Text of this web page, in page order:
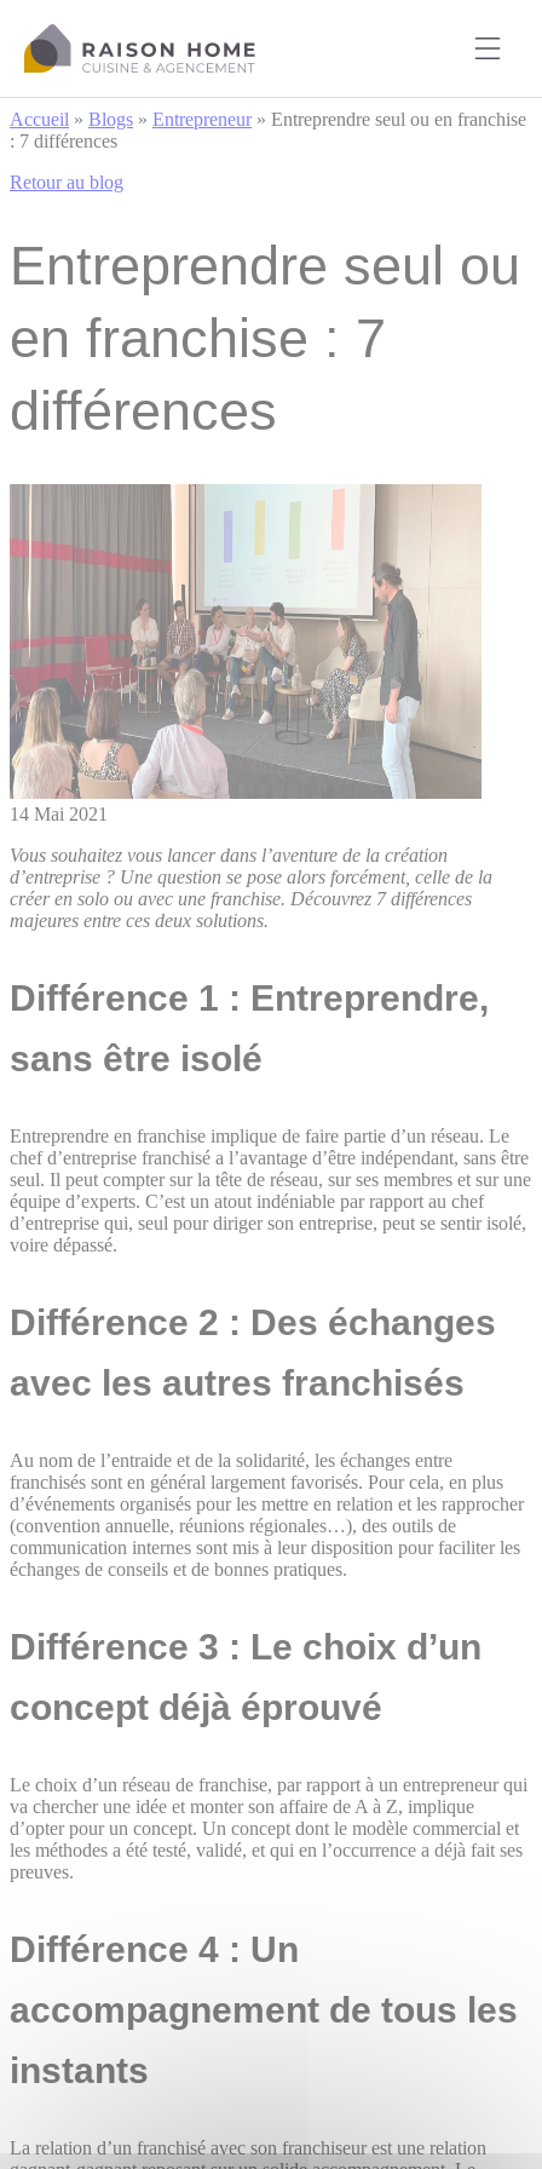
Accueil » Blogs » Entrepreneur » Entreprendre seul ou en franchise
: 7 différences
Retour au blog
Entreprendre seul ou
en franchise : 7
différences
14 Mai 2021
Vous souhaitez vous lancer dans l’aventure de la création
d’entreprise ? Une question se pose alors forcément, celle de la
créer en solo ou avec une franchise. Découvrez 7 différences
majeures entre ces deux solutions.
Différence 1 : Entreprendre,
sans être isolé
Entreprendre en franchise implique de faire partie d’un réseau. Le
chef d’entreprise franchisé a l’avantage d’être indépendant, sans être
seul. Il peut compter sur la tête de réseau, sur ses membres et sur une
équipe d’experts. C’est un atout indéniable par rapport au chef
d’entreprise qui, seul pour diriger son entreprise, peut se sentir isolé,
voire dépassé.
Différence 2 : Des échanges
avec les autres franchisés
Au nom de l’entraide et de la solidarité, les échanges entre
franchisés sont en général largement favorisés. Pour cela, en plus
d’événements organisés pour les mettre en relation et les rapprocher
(convention annuelle, réunions régionales…), des outils de
communication internes sont mis à leur disposition pour faciliter les
échanges de conseils et de bonnes pratiques.
Différence 3 : Le choix d’un
concept déjà éprouvé
Le choix d’un réseau de franchise, par rapport à un entrepreneur qui
va chercher une idée et monter son affaire de A à Z, implique
d’opter pour un concept. Un concept dont le modèle commercial et
les méthodes a été testé, validé, et qui en l’occurrence a déjà fait ses
preuves.
Différence 4 : Un
accompagnement de tous les
instants
La relation d’un franchisé avec son franchiseur est une relation